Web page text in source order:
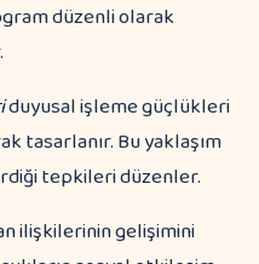
düzenli olarak
duyusal işleme güçlükleri
tasarlanır. Bu yaklaşım
tepkileri düzenler.
ilişkilerinin gelişimini